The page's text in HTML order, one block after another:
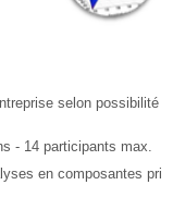
selon possibilité
- 14 participants max.
en composantes